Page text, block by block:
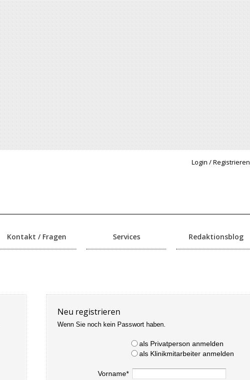
Login / Registrieren
Kontakt / Fragen Services Redaktionsblog
Neu registrieren
Wenn Sie noch kein Passwort haben.
als Privatperson anmelden
als Klinikmitarbeiter anmelden
Vorname*